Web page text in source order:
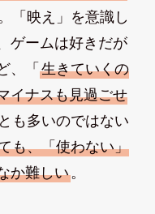
「映え」を意識し
ゲームは好きだが
、「 生きていくの
イナスも見過ごせ
も多いのではない
も、「使わない」
か難しい。